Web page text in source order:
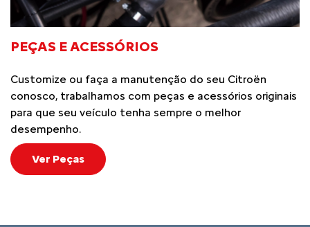
PEÇAS E ACESSÓRIOS
Customize ou faça a manutenção do seu Citroën
conosco, trabalhamos com peças e acessórios originais
para que seu veículo tenha sempre o melhor
desempenho.
Ver Peças